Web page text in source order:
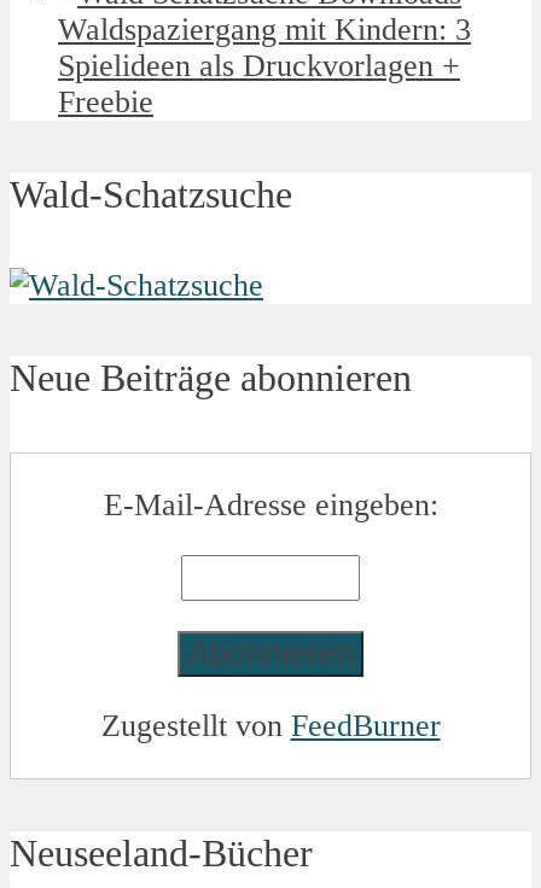
Waldspaziergang mit Kindern: 3
Spielideen als Druckvorlagen +
Freebie
Wald-Schatzsuche
Neue Beiträge abonnieren
E-Mail-Adresse eingeben:
Zugestellt von FeedBurner
Neuseeland-Bücher